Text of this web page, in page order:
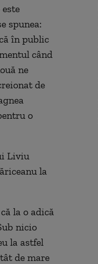
spunea:
în public
când
ne
de
o
Liviu
la
la o adică
nicio
la astfel
de mare